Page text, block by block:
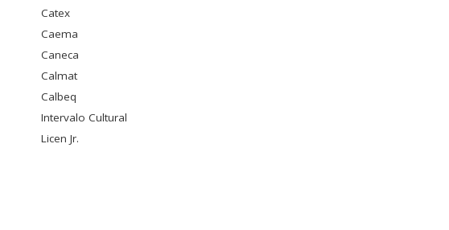
Catex
Caema
Caneca
Calmat
Calbeq
Intervalo Cultural
Licen Jr.